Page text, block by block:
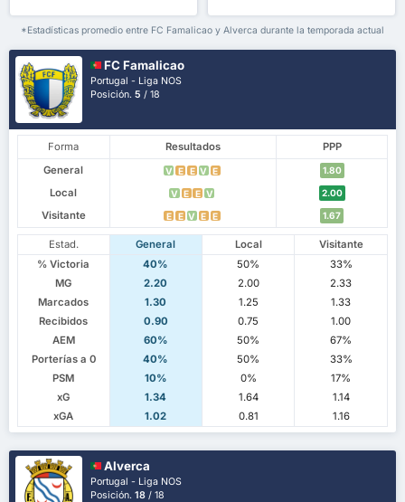
*Estadísticas promedio entre FC Famalicao y Alverca durante la temporada actual
FC Famalicao
Portugal - Liga NOS
Posición.5 / 18
Forma Resultados
PPP
General
V E E V E 1.80
Local V E E V 2.00
Visitante E E V E E 1.67
Estad. General Local
Visitante
% Victoria
40% 50%
33%
MG
2.20 2.00
2.33
Marcados
1.30 1.25
1.33
Recibidos
0.90 0.75
1.00
AEM
60% 50%
67%
Porterías a 0
40% 50%
33%
PSM
10% 0%
17%
xG
1.34 1.64
1.14
xGA
1.02 0.81 1.16
Alverca
Portugal - Liga NOS
Posición.18 / 18